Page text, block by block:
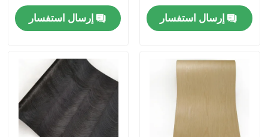
منتجات
معلومات عنا
إرسال استفسار
إرسال استفسار